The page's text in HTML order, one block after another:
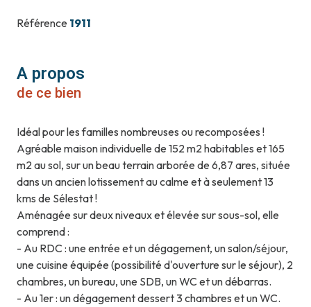
Référence 1911
A propos
de ce bien
Idéal pour les familles nombreuses ou recomposées !
Agréable maison individuelle de 152 m2 habitables et 165
m2 au sol, sur un beau terrain arborée de 6,87 ares, située
dans un ancien lotissement au calme et à seulement 13
kms de Sélestat !
Aménagée sur deux niveaux et élevée sur sous-sol, elle
comprend :
- Au RDC : une entrée et un dégagement, un salon/séjour,
une cuisine équipée (possibilité d'ouverture sur le séjour), 2
chambres, un bureau, une SDB, un WC et un débarras.
- Au 1er : un dégagement dessert 3 chambres et un WC.